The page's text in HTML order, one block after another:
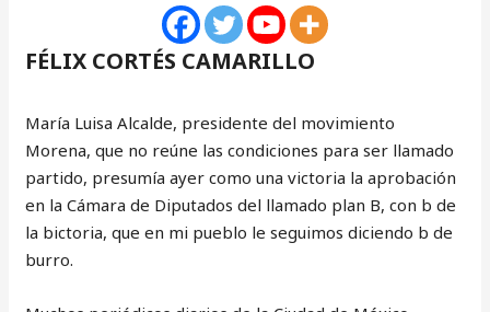
FÉLIX CORTÉS CAMARILLO
María Luisa Alcalde, presidente del movimiento
Morena, que no reúne las condiciones para ser llamado
partido, presumía ayer como una victoria la aprobación
en la Cámara de Diputados del llamado plan B, con b de
la bictoria, que en mi pueblo le seguimos diciendo b de
burro.